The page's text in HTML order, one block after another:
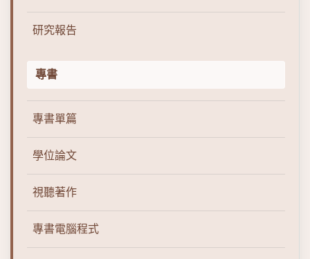
研究報告
專書
專書單篇
學位論文
視聽著作
專書電腦程式